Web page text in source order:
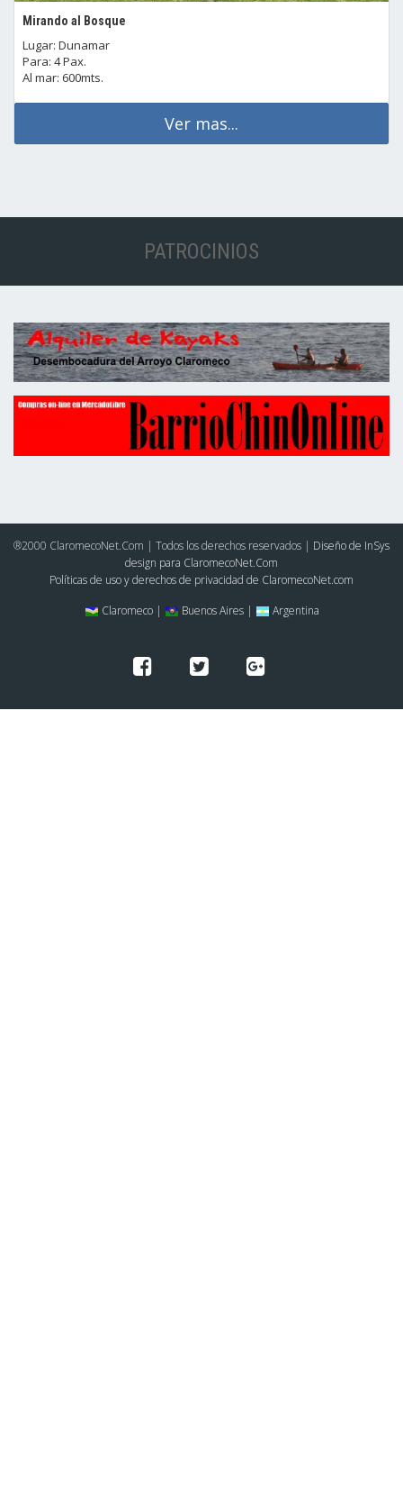
Mirando al Bosque
Lugar: Dunamar
Para: 4 Pax.
Al mar: 600mts.
Ver mas...
PATROCINIOS
®2000 ClaromecoNet.Com | Todos los derechos reservados | Diseño de InSys
design para ClaromecoNet.Com
Políticas de uso y derechos de privacidad de ClaromecoNet.com
Claromeco |
Buenos Aires | Argentina